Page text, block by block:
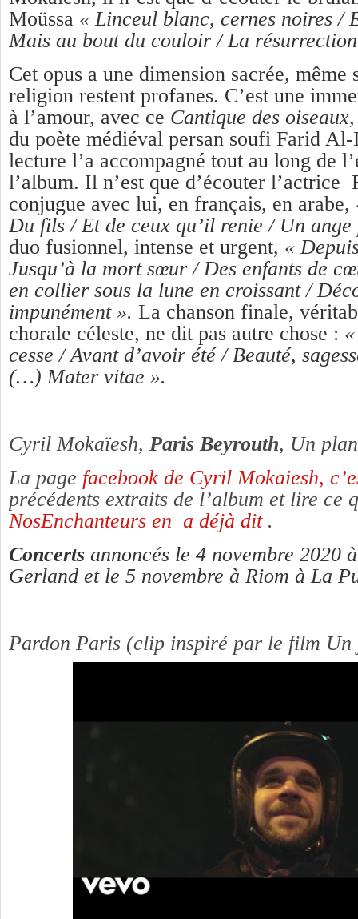
Moüssa « Linceul blanc, cernes noires /
Mais au bout du couloir / La
Cet opus a une dimension sacrée, même
religion restent profanes. C’est une
à l’amour, avec ce Cantique des
du poète médiéval persan soufi Farid
lecture l’a accompagné tout au long de
l’album. Il n’est que d’écouter l’actrice
conjugue avec lui, en français, en arabe,
Du fils / Et de ceux qu’il renie / Un ange
duo fusionnel, intense et urgent, «
Jusqu’à la mort sœur / Des enfants de
en collier sous la lune en croissant /
impunément ». La chanson finale,
chorale céleste, ne dit pas autre chose :
cesse / Avant d’avoir été / Beauté,
(…) Mater vitae ».
Cyril Mokaïesh, Paris Beyrouth, Un
La page facebook de Cyril Mokaiesh,
précédents extraits de l’album et lire ce
NosEnchanteurs en a déjà dit .
Concerts annoncés le 4 novembre 2020
Gerland et le 5 novembre à Riom à La
Pardon Paris (clip inspiré par le film